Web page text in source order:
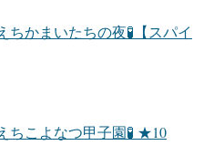
ちかまいたちの夜🧪【スパイ
ちこよなつ甲子園🧪 ★10